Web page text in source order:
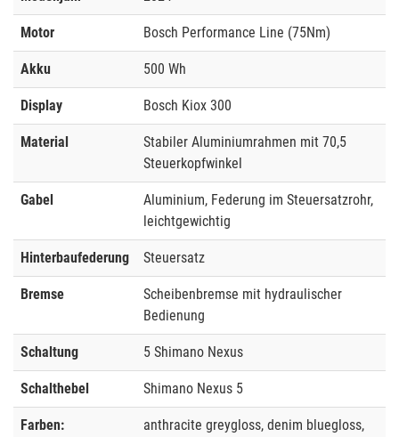
Motor Bosch Performance Line (75Nm)
Akku 500 Wh
Display Bosch Kiox 300
Material
Stabiler Aluminiumrahmen mit 70,5
Steuerkopfwinkel
Gabel
Aluminium, Federung im Steuersatzrohr,
leichtgewichtig
Hinterbaufederung Steuersatz
Bremse
Scheibenbremse mit hydraulischer
Bedienung
Schaltung 5 Shimano Nexus
Schalthebel Shimano Nexus 5
Farben:
anthracite greygloss, denim bluegloss,